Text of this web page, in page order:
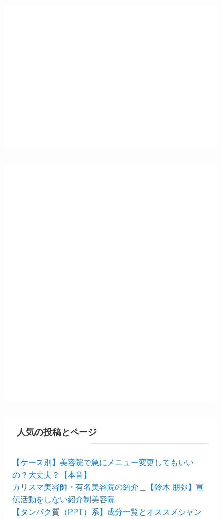
人気の投稿とページ
【ケース別】美容院で急にメニュー変更してもいい
の？大丈夫？【本音】
カリスマ美容師・有名美容院の紹介＿【鈴木 朋弥】宣
伝活動をしない紹介制美容院
【タンパク質（PPT）系】成分一覧とオススメシャン